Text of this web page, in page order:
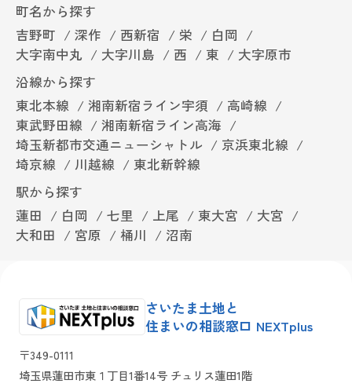
町名から探す
吉野町
深作 西新宿 栄
白岡
大字南中丸
大字川島 西 東
大字原市
沿線から探す
東北本線
湘南新宿ライン宇須
高崎線
東武野田線
湘南新宿ライン高海
埼玉新都市交通ニューシャトル
京浜東北線
埼京線
川越線
東北新幹線
駅から探す
蓮田
白岡 七里 上尾 東大宮
大宮
大和田
宮原 桶川 沼南
さいたま土地と
住まいの相談窓口 NEXTplus
〒349-0111
埼玉県蓮田市東１丁目1番14号 チュリス蓮田1階